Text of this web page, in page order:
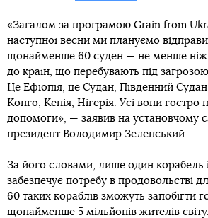
«Загалом за програмою Grain from
наступної весни ми плануємо
щонайменше 60 суден — не менше ніж
до країн, що перебувають під
Це Ефіопія, це Судан, Південний
Конго, Кенія, Нігерія. Усі вони гостро
допомоги», — заявив на установчому
президент Володимир Зеленський.
За його словами, лише один корабель
забезпечує потребу в продовольстві
60 таких кораблів зможуть запобігти
щонайменше 5 мільйонів жителів світу.